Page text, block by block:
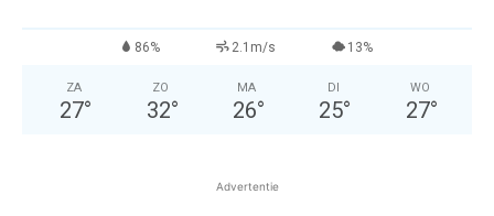
86% 2.1m/s 13%
ZA
27°
ZO
32°
MA
26°
DI
25°
WO
27°
Advertentie